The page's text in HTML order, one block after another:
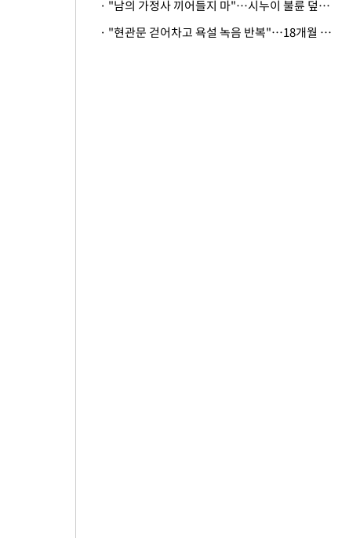
· "남의 가정사 끼어들지 마"…시누이 불륜 덮으려는 남편에 억울한 아내
· "현관문 걷어차고 욕설 녹음 반복"…18개월 아기 키우는 집 뒤흔든 '앞집의 비극'